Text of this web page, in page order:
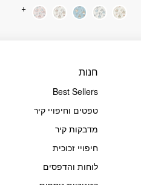
מחירים:
+
חנות
Best Sellers
טפטים וחיפויי קיר
מדבקות קיר
חיפויי זכוכית
לוחות והדפסים